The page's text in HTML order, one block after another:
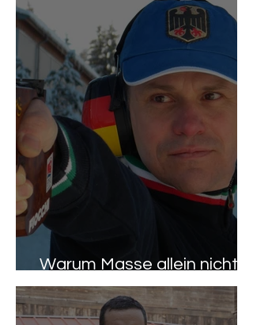
Warum Masse allein nicht
ausschlaggebend ist.